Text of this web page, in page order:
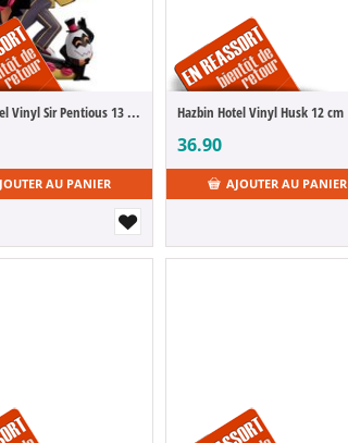
Hazbin Hotel Vinyl Sir Pentious 13 cm
AU PANIER
Hazbin Hotel Vinyl Husk 12 cm
36.90
AJOUTER AU PANIER